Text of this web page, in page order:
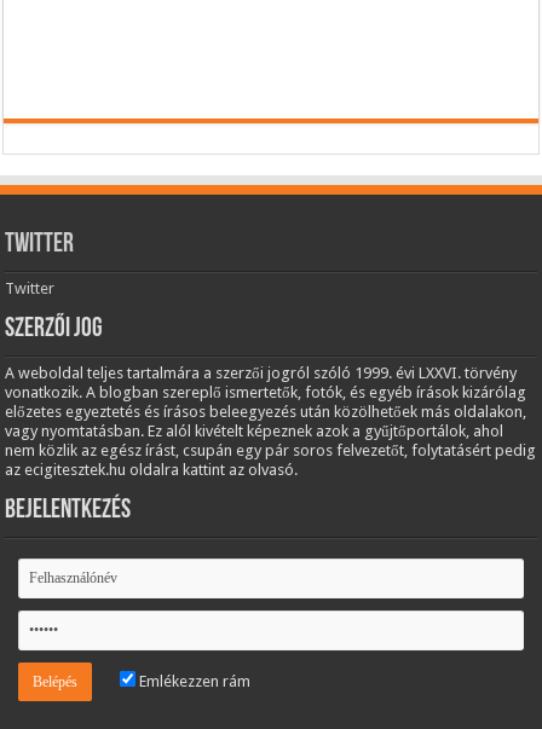
Twitter
Twitter
Szerzői jog
A weboldal teljes tartalmára a szerzői jogról szóló 1999. évi LXXVI. törvény
vonatkozik. A blogban szereplő ismertetők, fotók, és egyéb írások kizárólag
előzetes egyeztetés és írásos beleegyezés után közölhetőek más oldalakon,
vagy nyomtatásban. Ez alól kivételt képeznek azok a gyűjtőportálok, ahol
nem közlik az egész írást, csupán egy pár soros felvezetőt, folytatásért pedig
az ecigitesztek.hu oldalra kattint az olvasó.
Bejelentkezés
Emlékezzen rám